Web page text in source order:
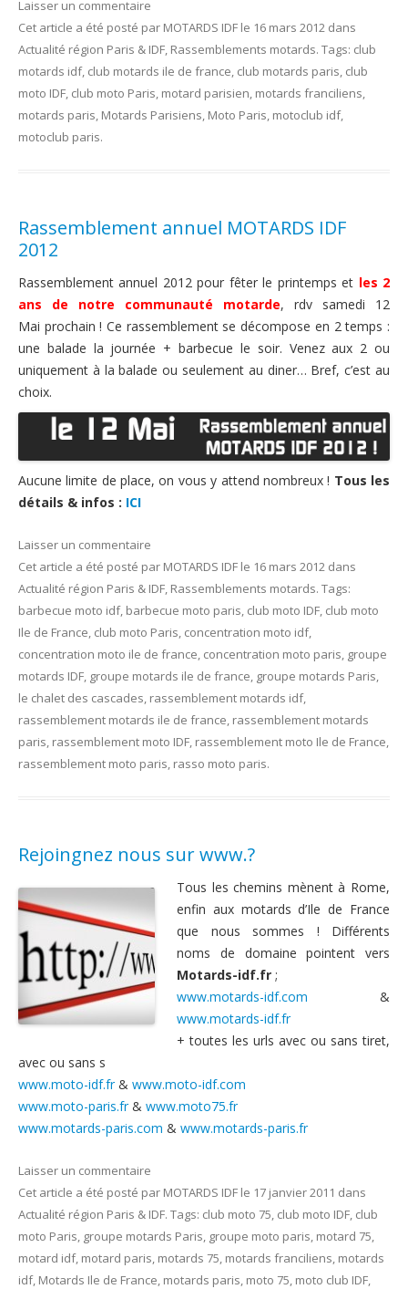
Laisser un commentaire
Cet article a été posté par MOTARDS IDF le 16 mars 2012 dans
Actualité région Paris & IDF, Rassemblements motards. Tags: club
motards idf, club motards ile de france, club motards paris, club
moto IDF, club moto Paris, motard parisien, motards franciliens,
motards paris, Motards Parisiens, Moto Paris, motoclub idf,
motoclub paris.
Rassemblement annuel MOTARDS IDF
2012
Rassemblement annuel 2012 pour fêter le printemps et les 2
ans de notre communauté motarde, rdv samedi 12
Mai prochain ! Ce rassemblement se décompose en 2 temps :
une balade la journée + barbecue le soir. Venez aux 2 ou
uniquement à la balade ou seulement au diner… Bref, c’est au
choix.
Aucune limite de place, on vous y attend nombreux ! Tous les
détails & infos : ICI
Laisser un commentaire
Cet article a été posté par MOTARDS IDF le 16 mars 2012 dans
Actualité région Paris & IDF Rassemblements motards. Tags:
barbecue moto idf, barbecue moto paris club moto IDF club moto
Ile de France club moto Paris concentration moto idf,
concentration moto ile de france concentration moto paris groupe
motards IDF groupe motards ile de france groupe motards Paris
le chalet des cascades rassemblement motards idf,
rassemblement motards ile de france rassemblement motards
paris rassemblement moto IDF rassemblement moto Ile de France
rassemblement moto paris rasso moto paris.
Rejoingnez nous sur www.?
Tous les chemins mènent à Rome,
enfin aux motards d’Ile de France
que nous sommes ! Différents
noms de domaine pointent vers
Motards-idf.fr ;
www.motards-idf.com &
www.motards-idf.fr
+ toutes les urls avec ou sans tiret,
avec ou sans s
www.moto-idf.fr& www.moto-idf.com
www.moto-paris.fr& www.moto75.fr
www.motards-paris.com & www.motards-paris.fr
Laisser un commentaire
Cet article a été posté par MOTARDS IDF le 17 janvier 2011 dans
Actualité région Paris & IDF. Tags: club moto 75 club moto IDF club
moto Paris groupe motards Paris groupe moto paris motard 75
motard idf, motard paris motards 75 motards franciliens motards
idf, Motards Ile de France motards paris moto 75 moto club IDF